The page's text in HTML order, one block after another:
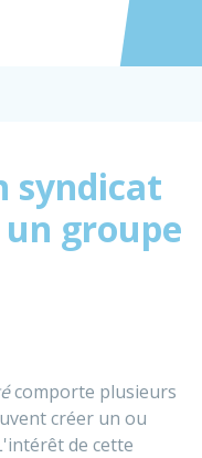
Accéder
syndicat
groupe
comporte plusieurs
créer un ou
de cette